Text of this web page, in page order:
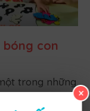
bóng con
trong những
×